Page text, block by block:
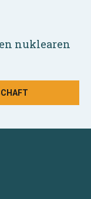
nuklearen